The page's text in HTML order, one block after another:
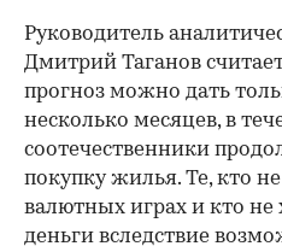
Руководитель
Дмитрий Таганов
прогноз можно дать
несколько месяцев, в
соотечественники
покупку жилья. Те, кто не
валютных играх и кто не
деньги вследствие